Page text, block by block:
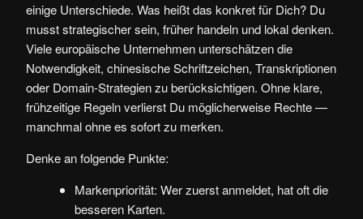
einige Unterschiede. Was heißt das konkret für Dich? Du
musst strategischer sein, früher handeln und lokal denken.
Viele europäische Unternehmen unterschätzen die
Notwendigkeit, chinesische Schriftzeichen, Transkriptionen
oder Domain-Strategien zu berücksichtigen. Ohne klare,
frühzeitige Regeln verlierst Du möglicherweise Rechte —
manchmal ohne es sofort zu merken.
Denke an folgende Punkte:
Markenpriorität: Wer zuerst anmeldet, hat oft die
besseren Karten.